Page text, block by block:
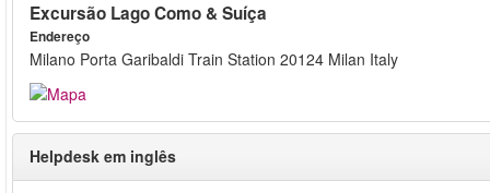
Excursão Lago Como & Suíça
Endereço
Milano Porta Garibaldi Train Station 20124 Milan Italy
Helpdesk em inglês